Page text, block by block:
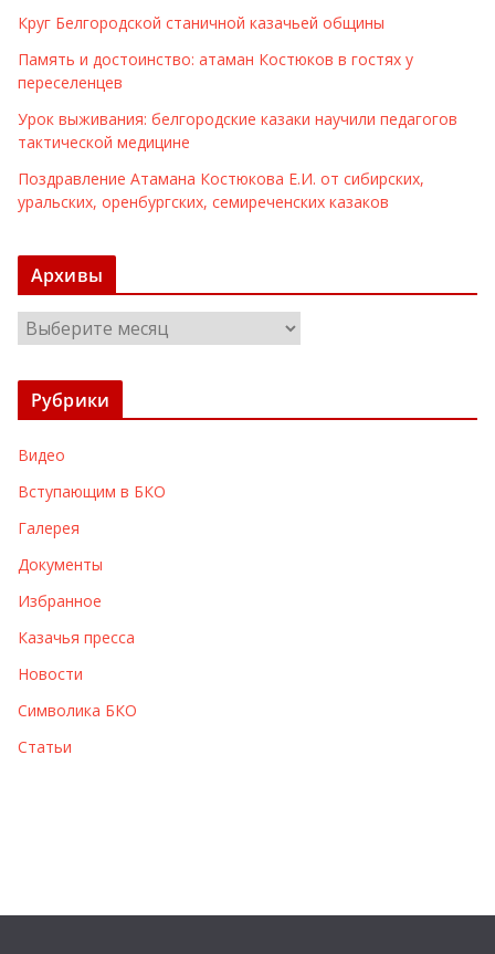
Круг Белгородской станичной казачьей общины
Память и достоинство: атаман Костюков в гостях у
переселенцев
Урок выживания: белгородские казаки научили педагогов
тактической медицине
Поздравление Атамана Костюкова Е.И. от сибирских,
уральских, оренбургских, семиреченских казаков
Архивы
р
х
ы
Рубрики
Видео
Вступающим в БКО
Галерея
Документы
Избранное
Казачья пресса
Новости
Символика БКО
Статьи